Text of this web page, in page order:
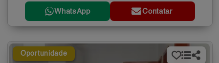
WhatsApp Contatar
Oportunidade